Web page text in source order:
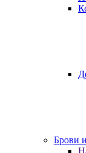
Брови